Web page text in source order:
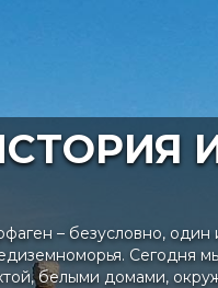
– безусловно, один
Сегодня
белыми домами,